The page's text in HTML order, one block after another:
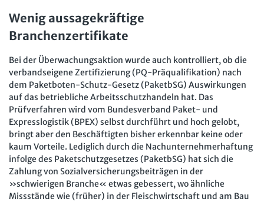
Wenig aussagekräftige
Branchenzertifikate
Bei der Überwachungsaktion wurde auch kontrolliert, ob die
verbandseigene Zertifizierung (PQ-Präqualifikation) nach
dem Paketboten-Schutz-Gesetz (PaketbSG) Auswirkungen
auf das betriebliche Arbeitsschutzhandeln hat. Das
Prüfverfahren wird vom Bundesverband Paket- und
Expresslogistik (BPEX) selbst durchführt und hoch gelobt,
bringt aber den Beschäftigten bisher erkennbar keine oder
kaum Vorteile. Lediglich durch die Nachunternehmerhaftung
infolge des Paketschutzgesetzes (PaketbSG) hat sich die
Zahlung von Sozialversicherungsbeiträgen in der
»schwierigen Branche« etwas gebessert, wo ähnliche
Missstände wie (früher) in der Fleischwirtschaft und am Bau